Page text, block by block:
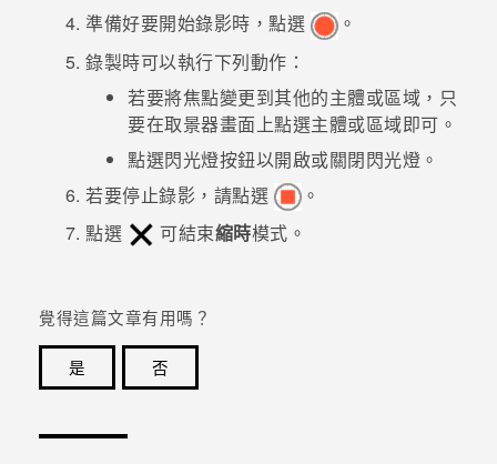
準備好要開始錄影時，點選
。
錄製時可以執行下列動作：
若要將焦點變更到其他的主體或區域，只
要在取景器畫面上點選主體或區域即可。
點選閃光燈按鈕以開啟或關閉閃光燈。
若要停止錄影，請點選
。
點選
可結束縮時模式。
覺得這篇文章有用嗎？
是
否